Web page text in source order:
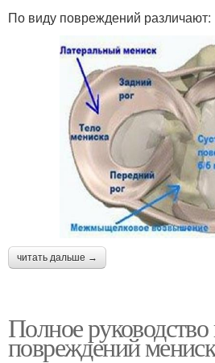
По виду повреждений различают:
читать дальше →
Полное
повреждений